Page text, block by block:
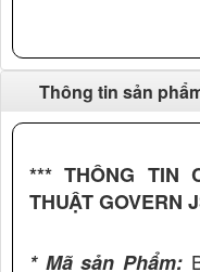
Thông tin sản
*** THÔNG TIN
THUẬT GOVERN
* Mã sản Phẩm: